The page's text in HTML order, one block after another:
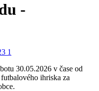
-
30.05.2026 v čase od
ihriska za